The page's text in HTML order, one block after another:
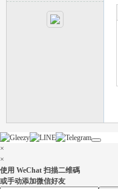
壇
×
×
使用 WeChat 扫描二维碼
或手动添加微信好友